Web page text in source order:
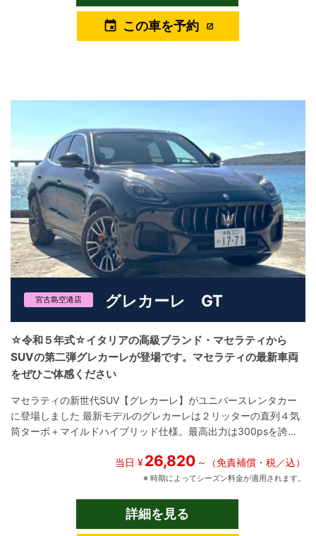
event この車を予約
宮古島空港店 グレカーレ GT
☆令和５年式☆イタリアの高級ブランド・マセラティから
SUVの第二弾グレカーレが登場です。マセラティの最新車両
をぜひご体感ください
マセラティの新世代SUV【グレカーレ】がユニバースレンタカー
に登場しました 最新モデルのグレカーレは２リッターの直列４気
筒ターボ＋マイルドハイブリッド仕様。最高出力は300psを誇り
しい曲線美で一目でマセラティと分かるデザインとなっておりま
をこの上なく上質に、大切な人とのかけがえのない時間を忘れら
れない思い出に演出してくれる【グレカーレ】 ぜひご体感くださ
当日 ¥26,820 ～（免責補償・税／込）
※ 時期によってシーズン料金が適用されます。
詳細を見る